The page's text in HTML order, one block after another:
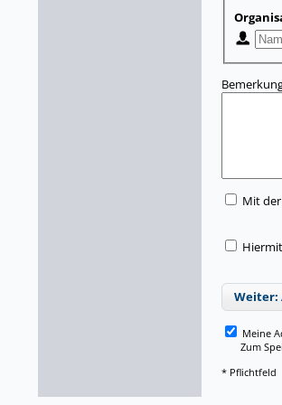
Mit
Weiter:
Meine
Zum
* Pflichtfeld